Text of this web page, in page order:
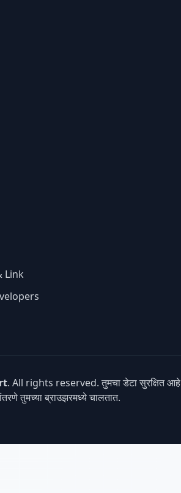
Link
. All rights reserved. तुमचा डेटा सुरक्षित आहे
तुमच्या ब्राउझरमध्ये चालतात.